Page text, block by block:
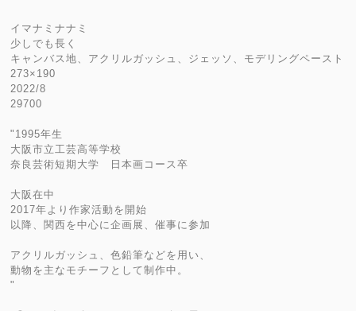
イマナミナナミ
少しでも長く
キャンバス地、アクリルガッシュ、ジェッソ、モデリングペースト
273×190
2022/8
29700
"1995年生
大阪市立工芸高等学校
奈良芸術短期大学 日本画コース卒
大阪在中
2017年より作家活動を開始
以降、関西を中心に企画展、催事に参加
アクリルガッシュ、色鉛筆などを用い、
動物を主なモチーフとして制作中。
"